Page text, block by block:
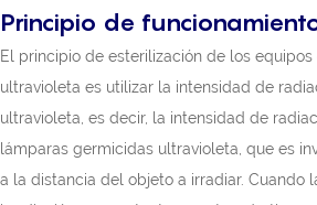
Principio de
El principio de esterilización de los
ultravioleta es utilizar la intensidad de
ultravioleta, es decir, la intensidad de
lámparas germicidas ultravioleta, que es
a la distancia del objeto a irradiar. Cuando